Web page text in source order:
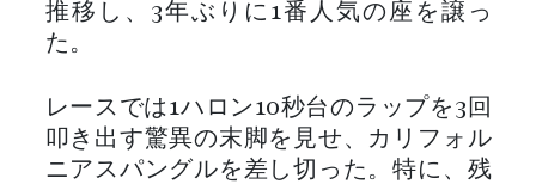
推移し、3年ぶりに1番人気の座を譲っ
た。
レースでは1ハロン10秒台のラップを3回
叩き出す驚異の末脚を見せ、カリフォル
ニアスパングルを差し切った。特に、残